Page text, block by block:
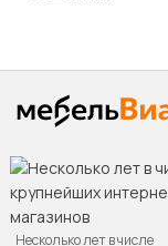
Несколько лет в числе